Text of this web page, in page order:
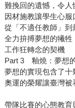
難挽回的遺憾，令人
因材施教讓學生心服
從「不適任教師」到
全力拚搏夢想的犧牲
工作狂轉念的契機
Part 3 釉燒：夢想
夢想的實現包含了
奧運的榮耀讓臺灣被
帶隊比賽的心態教育